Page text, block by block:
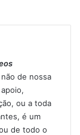
de nossa
ou a toda
é um
de todo o